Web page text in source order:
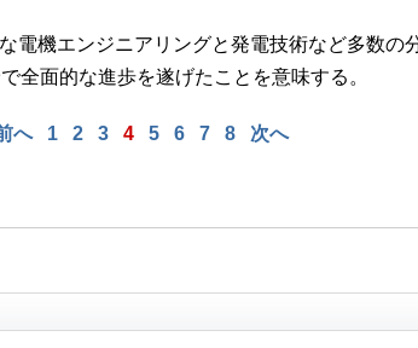
電機エンジニアリングと発電技術など多数の
全面的な進歩を遂げたことを意味する。
へ 1 2 3 4 5 6 7 8 次へ